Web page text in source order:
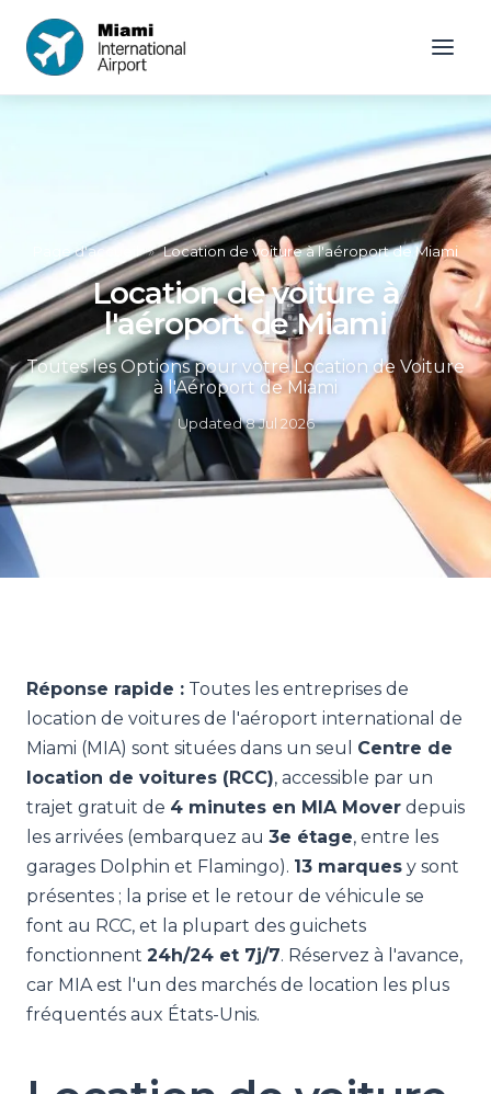
Page d'accueil » Location de voiture à l'aéroport de Miami
Location de voiture à
l'aéroport de Miami
Toutes les Options pour votre Location de Voiture
à l'Aéroport de Miami
Updated8 Jul 2026
Réponse rapide : Toutes les entreprises de
location de voitures de l'aéroport international de
Miami (MIA) sont situées dans un seul Centre de
location de voitures (RCC), accessible par un
trajet gratuit de 4 minutes en MIA Mover depuis
les arrivées (embarquez au 3e étage, entre les
garages Dolphin et Flamingo). 13 marques y sont
présentes ; la prise et le retour de véhicule se
font au RCC, et la plupart des guichets
fonctionnent 24h/24 et 7j/7. Réservez à l'avance,
car MIA est l'un des marchés de location les plus
fréquentés aux États-Unis.